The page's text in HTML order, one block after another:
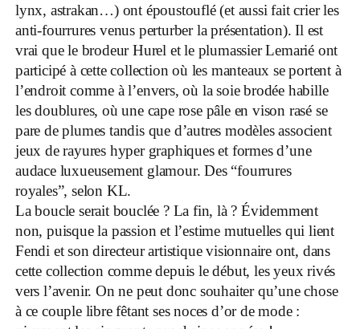
lynx, astrakan…) ont époustouflé (et aussi fait crier les
anti-fourrures venus perturber la présentation). Il est
vrai que le brodeur Hurel et le plumassier Lemarié ont
participé à cette collection où les manteaux se portent à
l’endroit comme à l’envers, où la soie brodée habille
les doublures, où une cape rose pâle en vison rasé se
pare de plumes tandis que d’autres modèles associent
jeux de rayures hyper graphiques et formes d’une
audace luxueusement glamour. Des “fourrures
royales”, selon KL.
La boucle serait bouclée ? La fin, là ? Évidemment
non, puisque la passion et l’estime mutuelles qui lient
Fendi et son directeur artistique visionnaire ont, dans
cette collection comme depuis le début, les yeux rivés
vers l’avenir. On ne peut donc souhaiter qu’une chose
à ce couple libre fêtant ses noces d’or de mode :